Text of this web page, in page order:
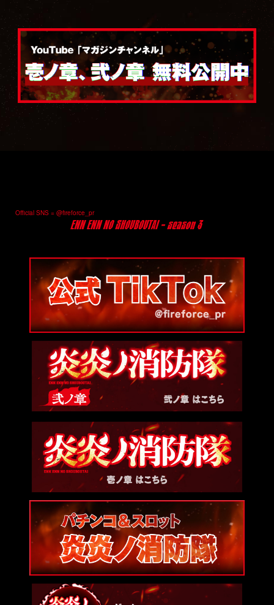
Official SNS = @fireforce_pr